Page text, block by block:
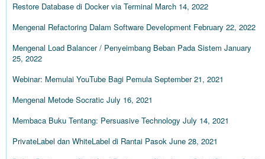
Restore Database di Docker via Terminal March 14, 2022
Mengenal Refactoring Dalam Software Development February 22, 2022
Mengenal Load Balancer / Penyeimbang Beban Pada Sistem January
25, 2022
Webinar: Memulai YouTube Bagi Pemula September 21, 2021
Mengenal Metode Socratic July 16, 2021
Membaca Buku Tentang: Persuasive Technology July 14, 2021
PrivateLabel dan WhiteLabel di Rantai Pasok June 28, 2021